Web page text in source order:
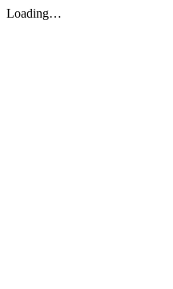
Loading…